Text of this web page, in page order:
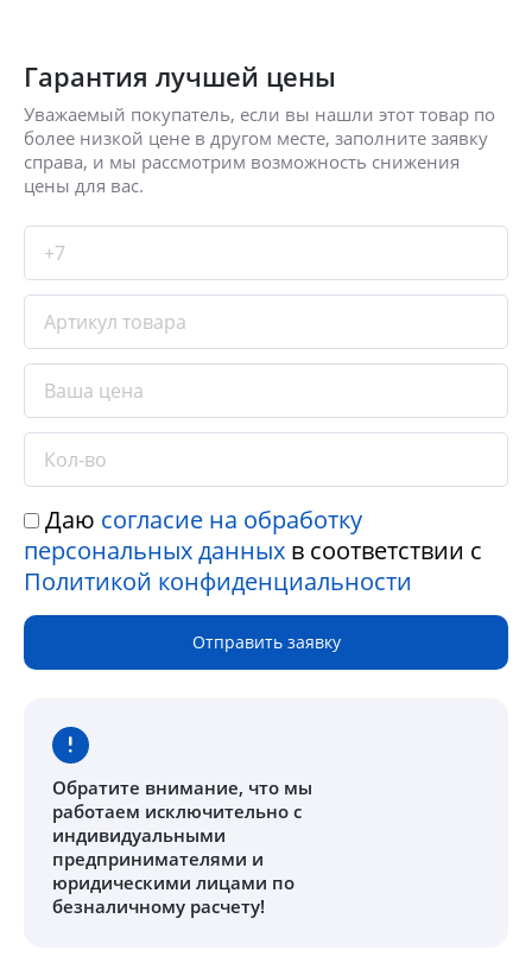
Гарантия лучшей цены
Уважаемый покупатель, если вы нашли этот товар по
более низкой цене в другом месте, заполните заявку
справа, и мы рассмотрим возможность снижения
цены для вас.
Даю согласие на обработку
персональных данных в соответствии с
Политикой конфиденциальности
Отправить заявку
Обратите внимание, что мы
работаем исключительно с
индивидуальными
предпринимателями и
юридическими лицами по
безналичному расчету!